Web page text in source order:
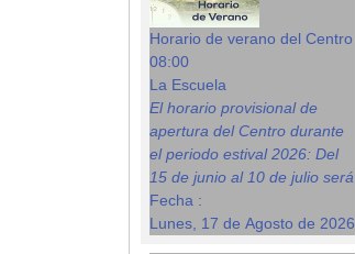
Horario de verano del Centro
08:00
La Escuela
El horario provisional de
apertura del Centro durante
el periodo estival 2026: Del
15 de junio al 10 de julio será
Fecha :
Lunes, 17 de Agosto de 2026